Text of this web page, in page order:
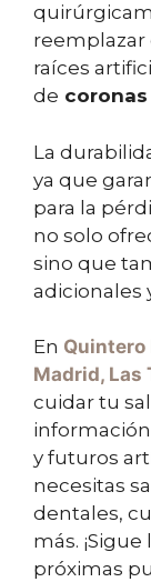
reemplazar
raíces
de coronas
La
ya que
para la
no solo
sino que
adicionales
En Quintero
Madrid, Las
cuidar tu
y futuros
necesitas
dentales,
más.
próximas